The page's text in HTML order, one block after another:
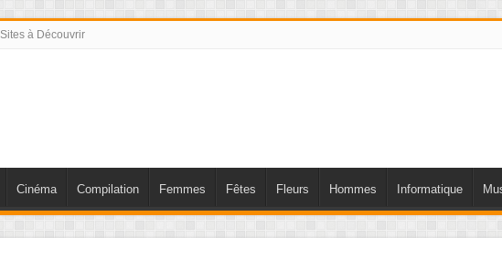
Sites à Découvrir
Cinéma Compilation Femmes Fêtes Fleurs Hommes Informatique